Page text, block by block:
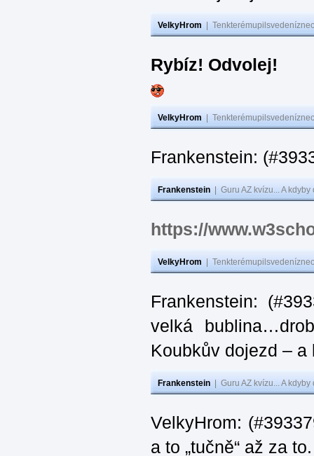
VelkyHrom
Rybíz! Odvolej!
VelkyHrom
Frankenstein:
Frankenstein Guru AZ kvízu... A
https://
VelkyHrom
Frankenstein:
velká
Koubkův dojezd –
Frankenstein Guru AZ kvízu... A
VelkyHrom:
a to „tučně“ až za